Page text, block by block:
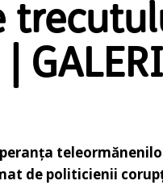
de politicienii